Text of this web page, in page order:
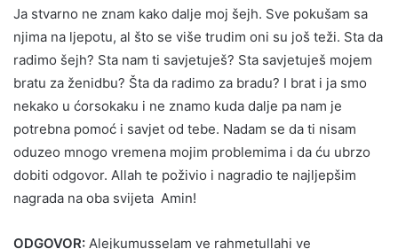
Ja stvarno ne znam kako dalje moj šejh. Sve pokušam sa
njima na ljepotu, al što se više trudim oni su još teži. Sta da
radimo šejh? Sta nam ti savjetuješ? Sta savjetuješ mojem
bratu za ženidbu? Šta da radimo za bradu? I brat i ja smo
nekako u ćorsokaku i ne znamo kuda dalje pa nam je
potrebna pomoć i savjet od tebe. Nadam se da ti nisam
oduzeo mnogo vremena mojim problemima i da ću ubrzo
dobiti odgovor. Allah te poživio i nagradio te najljepšim
nagrada na oba svijeta Amin!
ODGOVOR: Alejkumusselam ve rahmetullahi ve